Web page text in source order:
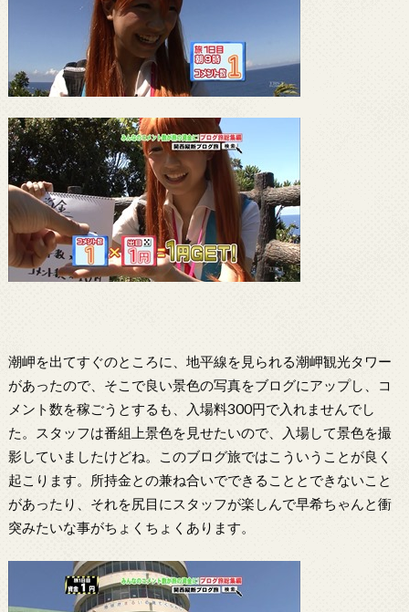
潮岬を出てすぐのところに、地平線を見られる潮岬観光タワー
があったので、そこで良い景色の写真をブログにアップし、コ
メント数を稼ごうとするも、入場料300円で入れませんでし
た。スタッフは番組上景色を見せたいので、入場して景色を撮
影していましたけどね。このブログ旅ではこういうことが良く
起こります。所持金との兼ね合いでできることとできないこと
があったり、それを尻目にスタッフが楽しんで早希ちゃんと衝
突みたいな事がちょくちょくあります。